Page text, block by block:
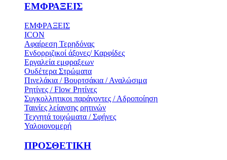
ΕΜΦΡΑΞΕΙΣ
ΕΜΦΡΑΞΕΙΣ
ICON
Αφαίρεση Τερηδόνας
Ενδορριζικοί άξονες/ Καρφίδες
Εργαλεία εμφραξεων
Ουδέτερα Στρώματα
Πινελάκια / Βουρτσάκια / Αναλώσιμα
Ρητίνες / Flow Ρητίνες
Συγκολλητικοι παράγοντες / Αδροποίηση
Ταινίες λείανσης ρητινών
Τεχνητά τοιχώματα / Σφήνες
Υαλοιονομερή
ΠΡΟΣΘΕΤΙΚΗ